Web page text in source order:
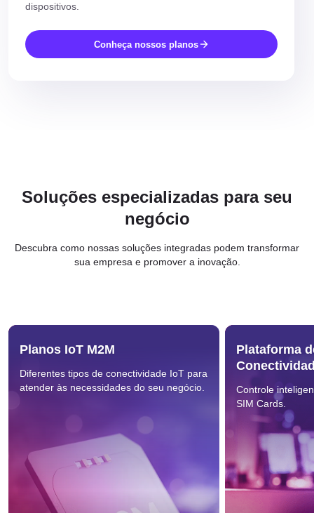
dispositivos.
Conheça nossos planos
Soluções especializadas para seu
negócio
Descubra como nossas soluções integradas podem transformar
sua empresa e promover a inovação.
Planos IoT M2M
Diferentes tipos de conectividade IoT para
atender às necessidades do seu negócio.
Plataforma
Controle
SIM Cards.